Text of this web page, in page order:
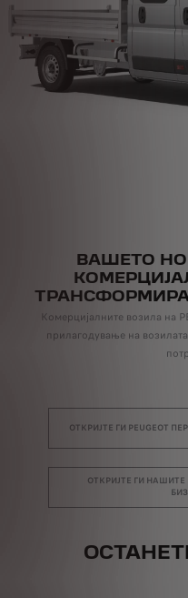
ВАШЕТО
Комерцијалните возила на
прилагодување на
ОТКРИЈТЕ ГИ PEUGEOT
ОТКРИЈТЕ ГИ